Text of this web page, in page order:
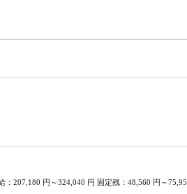
：207,180 円～324,040 円 固定残：48,560 円～75,95